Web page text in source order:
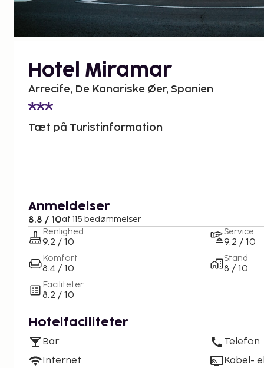
Hotel Miramar
Arrecife, De Kanariske Øer, Spanien
Tæt på Turistinformation
Anmeldelser
8.8 / 10af 115 bedømmelser
Renlighed
9.2 / 10
Komfort
8.4 / 10
Faciliteter
8.2 / 10
Service
9.2 / 10
Stand
8 / 10
Hotelfaciliteter
Bar
Internet
Telefon
Kabel-